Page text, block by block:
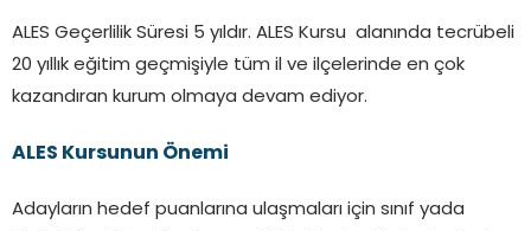
ALES Geçerlilik Süresi 5 yıldır. ALES Kursu alanında tecrübeli
20 yıllık eğitim geçmişiyle tüm il ve ilçelerinde en çok
kazandıran kurum olmaya devam ediyor.
ALES Kursunun Önemi
Adayların hedef puanlarına ulaşmaları için sınıf yada